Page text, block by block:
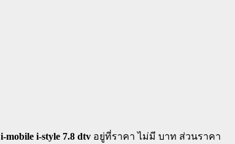
i-mobile i-style 7.8 dtv อยู่ที่ราคา ไม่มี บาท ส่วนราคา